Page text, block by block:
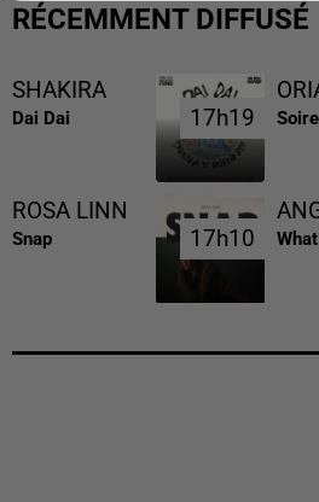
RÉCEMMENT DIFFUSÉ
SHAKIRA
Dai Dai 17h19
17h19
ROSA LINN
Snap 17h10
17h10